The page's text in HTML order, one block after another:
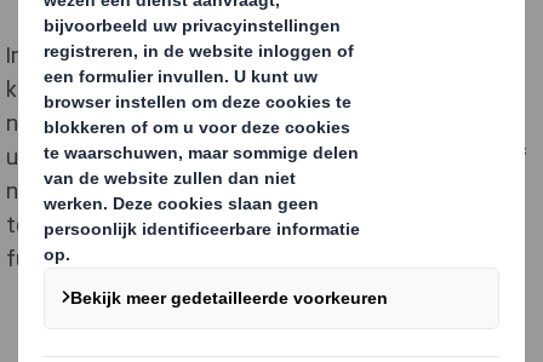
In een circulair economiemodel is het de bedoeling de
kloof te dichten tussen de productie en de cycli van de
natuurlijke ecosystemen - waarvan de mens
uiteindelijk afhankelijk is. Het gaat er als recyclebedrijf
niet om 'minder slecht' te zijn, maar om een economie
te creëren die in harmonie met onze natuurlijke wereld
functioneert.